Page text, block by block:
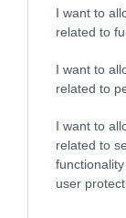
I want to
related to
I want to
related to
I want to
related to
user